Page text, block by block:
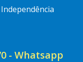
- Whatsapp